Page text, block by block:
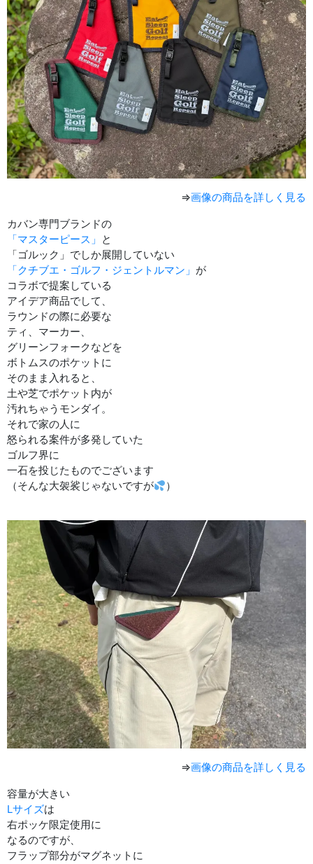
⇒画像の商品を詳しく見る
カバン専門ブランドの
「マスターピース」 と
「ゴルック」でしか展開していない
「クチブエ・ゴルフ・ジェントルマン」 が
コラボで提案している
アイデア商品でして、
ラウンドの際に必要な
ティ、マーカー、
グリーンフォークなどを
ボトムスのポケットに
そのまま入れると、
土や芝でポケット内が
汚れちゃうモンダイ。
それで家の人に
怒られる案件が多発していた
ゴルフ界に
一石を投じたものでございます
（そんな大袈裟じゃないですが
）
⇒画像の商品を詳しく見る
容量が大きい
Lサイズは
右ポッケ限定使用に
なるのですが、
フラップ部分がマグネットに